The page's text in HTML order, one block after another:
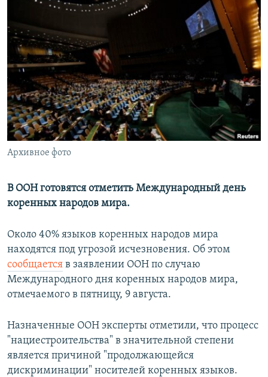
СЕВЕР.РЕАЛИИ
СИБИРЬ.РЕАЛИИ
РАСПИСАНИЕ ВЕЩАНИЯ
ПОДПИШИТЕСЬ НА РАССЫЛКУ
СОЦИАЛЬНЫЕ СЕТИ
Все сайты РСЕ/РС
Архивное фото
В ООН готовятся отметить Международный день
коренных народов мира.
Около 40% языков коренных народов мира
находятся под угрозой исчезновения. Об этом
сообщается в заявлении ООН по случаю
Международного дня коренных народов мира,
отмечаемого в пятницу, 9 августа.
Назначенные ООН эксперты отметили, что процесс
"нациестроительства" в значительной степени
является причиной "продолжающейся
дискриминации" носителей коренных языков.